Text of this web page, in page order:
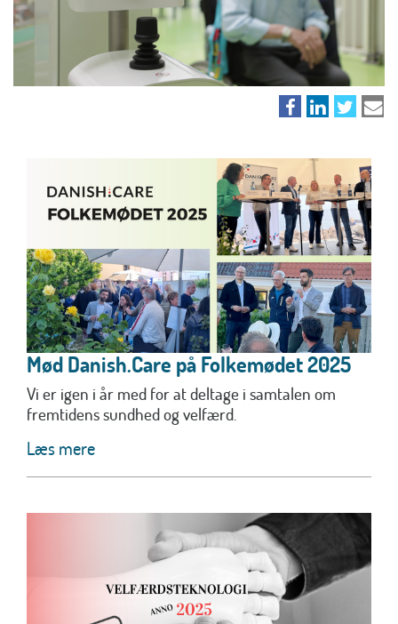
Mød Danish.Care på Folkemødet 2025
Vi er igen i år med for at deltage i samtalen om
fremtidens sundhed og velfærd.
Læs mere